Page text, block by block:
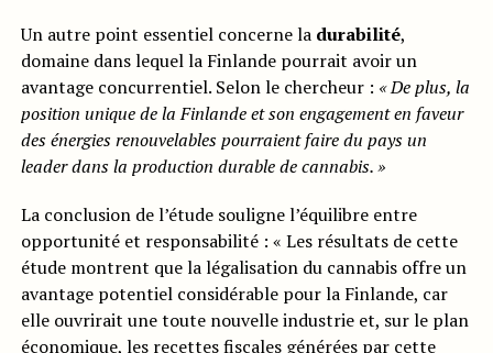
Un autre point essentiel concerne la durabilité,
domaine dans lequel la Finlande pourrait avoir un
avantage concurrentiel. Selon le chercheur : « De plus, la
position unique de la Finlande et son engagement en faveur
des énergies renouvelables pourraient faire du pays un
leader dans la production durable de cannabis. »
La conclusion de l’étude souligne l’équilibre entre
opportunité et responsabilité : « Les résultats de cette
étude montrent que la légalisation du cannabis offre un
avantage potentiel considérable pour la Finlande, car
elle ouvrirait une toute nouvelle industrie et, sur le plan
économique, les recettes fiscales générées par cette